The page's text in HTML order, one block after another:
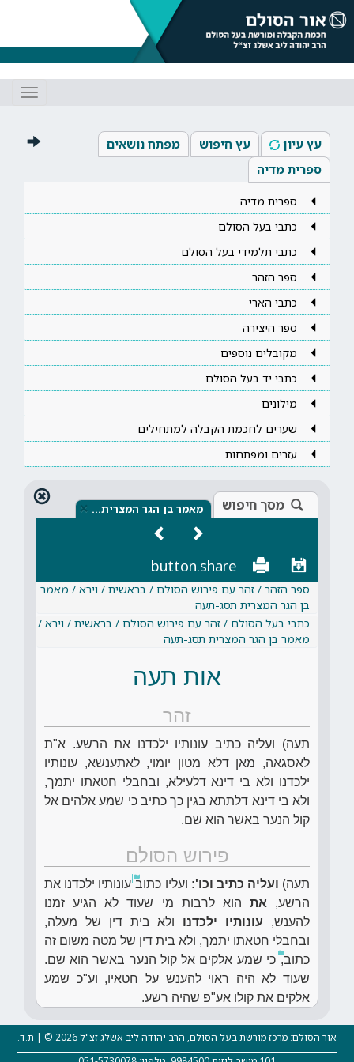
עץ עיון עץ חיפוש
מפתח נושאים
ספרית מדיה
ספרית מדיה
כתבי בעל הסולם
כתבי תלמידי בעל הסולם
ספר הזהר
כתבי הארי
ספר היצירה
מקובלים נוספים
כתבי יד בעל הסולם
מילונים
שערים לחכמת הקבלה למתחילים
עזרים ומפתחות
מסך חיפוש מאמר בן הגר המצרית… ×
button.share
ספר הזהר / זהר עם פירוש הסולם / בראשית / וירא / מאמר
בן הגר המצרית תסג-תעה
כתבי בעל הסולם / זהר עם פירוש הסולם / בראשית / וירא /
מאמר בן הגר המצרית תסג-תעה
אות תעה
זהר
תעה) ועליה כתיב עונותיו ילכדנו את הרשע. א"ת
לאסגאה, מאן דלא מטון יומוי, לאתענשא, עונותיו
ילכדנו ולא בי דינא דלעילא, ובחבלי חטאתו יתמך,
ולא בי דינא דלתתא בגין כך כתיב כי שמע אלהים אל
קול הנער באשר הוא שם.
פירוש הסולם
תעה) ועליה כתיב וכו': ועליו כתובעונותיו ילכדנו את
הרשע, את הוא לרבות מי שעוד לא הגיע זמנו
להענש, עונותיו ילכדנו ולא בית דין של מעלה,
ובחבלי חטאתו יתמך, ולא בית דין של מטה משום זה
כתוב,כי שמע אלקים אל קול הנער באשר הוא שם.
שעוד לא היה ראוי להענש על חטאיו, וע"כ שמע
אלקים את קולו אע"פ שהיה רשע.
אור הסולם: מרכז מורשת בעל הסולם, הרב יהודה ליב אשלג זצ"ל 2026 © | ת.ד.